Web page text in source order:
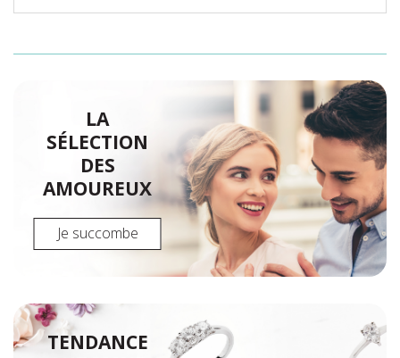
LA
SÉLECTION
DES
AMOUREUX
Je succombe
TENDANCE